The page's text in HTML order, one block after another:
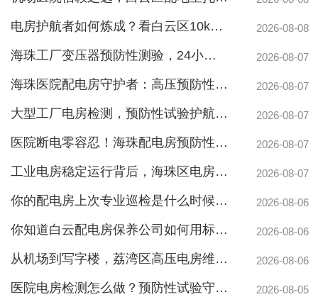
电房护航者如何炼成？看白云区10kv配电房维保公司如何守护商业园区与地标脉搏 2026-08-08
海珠工厂变压器预防性测验，24小时生产不断电的守护神 2026-08-07
海珠医院配电房守护者：高压预防性试验如何规避呼吸机停摆风险 2026-08-07
大型工厂电房检测，预防性试验护航24h连续生产 2026-08-07
医院断电零容忍！海珠配电房预防性检测如何守住生命线？ 2026-08-07
工业电房稳定运行背后，海珠区电房维护公司如何守护写字楼与工厂用电安全 2026-08-07
你的配电房上次专业巡检是什么时候？白云配电房巡检公司告诉你定期检测有多重要 2026-08-06
你知道白云配电房保养公司如何用标准化流程守护企业电力安全吗？ 2026-08-06
从机场到写字楼，荔湾区高压电房维保公司如何守护电力生命线 2026-08-06
医院电房检测怎么做？预防性试验守护生命线不停摆 2026-08-05